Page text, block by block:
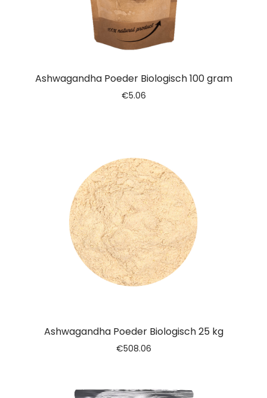
Ashwagandha Poeder Biologisch 100 gram
€5.06
Ashwagandha Poeder Biologisch 25 kg
€508.06